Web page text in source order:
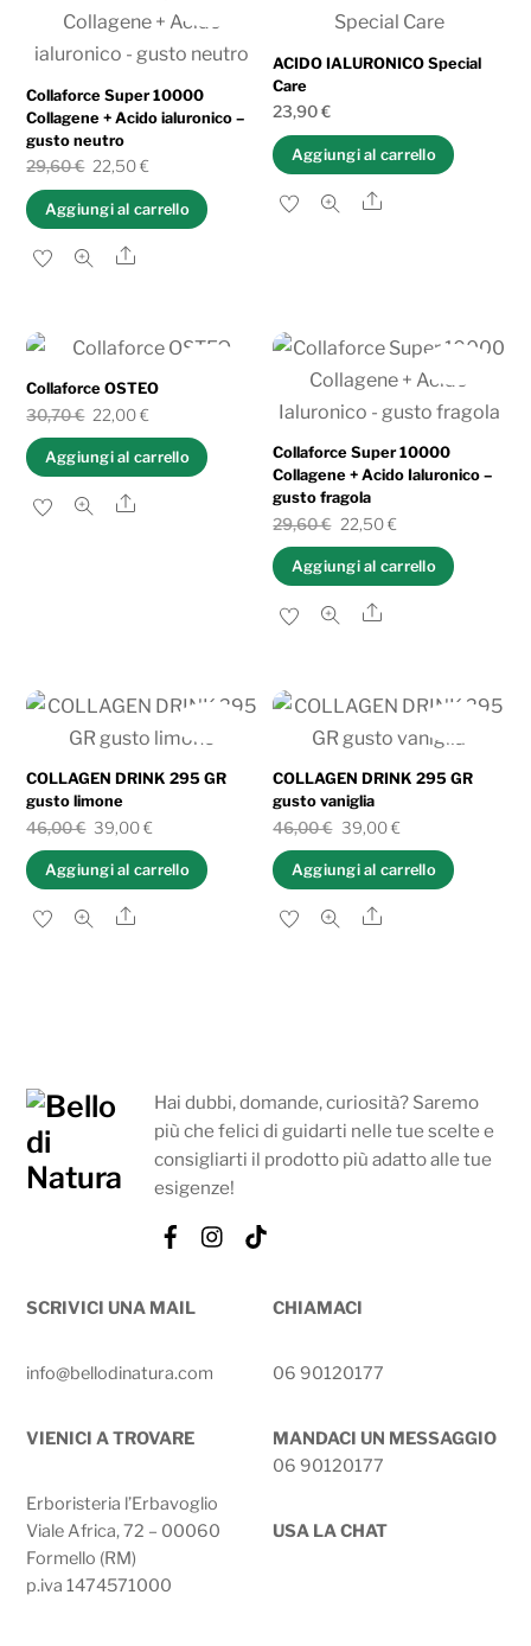
Collaforce Super 10000
Collagene + Acido ialuronico –
gusto neutro
29,60€ Il
originale
era:
22,50€
prezzo
attuale
Aggiungi al carrello
Share
ACIDO IALURONICO Special
Care
23,90€
Aggiungi al carrello
Share
Collaforce OSTEO
30,70€ Il
originale
era:
22,00€
prezzo
attuale
Aggiungi al carrello
Share
Collaforce Super 10000
Collagene + Acido Ialuronico –
gusto fragola
29,60€ Il
originale
era:
22,50€Il
prezzo
attuale
Aggiungi al carrello
Share
COLLAGEN DRINK 295 GR
gusto limone
46,00€ Il
originale
era:
39,00€
prezzo
attuale
Aggiungi al carrello
Share
COLLAGEN DRINK 295 GR
gusto vaniglia
46,00€ Il
originale
era:
39,00€Il
prezzo
attuale
Aggiungi al carrello
Share
Hai dubbi, domande, curiosità? Saremo
più che felici di guidarti nelle tue scelte e
consigliarti il prodotto più adatto alle tue
esigenze!
FacebookInstagram
SCRIVICI UNA MAIL
info@bellodinatura.com
CHIAMACI
06 90120177
VIENICI A TROVARE
Erboristeria l’Erbavoglio
Viale Africa, 72 – 00060
Formello (RM)
p.iva 1474571000
MANDACI UN MESSAGGIO
06 90120177
USA LA CHAT